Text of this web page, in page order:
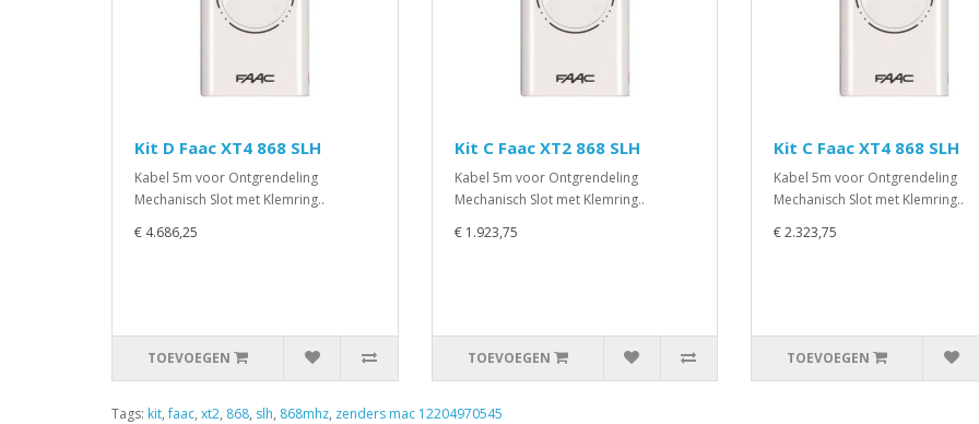
Kit D Faac XT4 868 SLH
Kabel 5m voor Ontgrendeling
Mechanisch Slot met Klemring..
€ 4.686,25
TOEVOEGEN
Kit C Faac XT2 868 SLH
Kabel 5m voor Ontgrendeling
Mechanisch Slot met Klemring..
€ 1.923,75
TOEVOEGEN
Kit C Faac XT4 868 SLH
Kabel 5m voor Ontgrendeling
Mechanisch Slot met Klemring..
€ 2.323,75
TOEVOEGEN
Tags: kit,faac, xt2, 868, slh, 868mhz, zenders mac 12204970545